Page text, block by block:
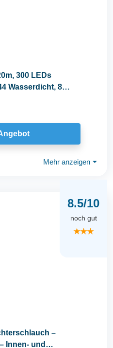
300 LEDs
Wasserdicht, 8
Mehr anzeigen ⏷
8.5/10
noch gut
★★★
–
Innen- und